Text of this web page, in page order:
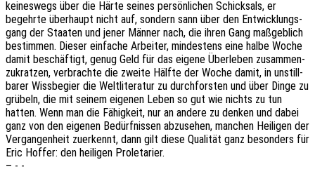
keines­wegs über die Härte seines persön­li­chen Schick­sals, er
begehr­te über­haupt nicht auf, sondern sann über den Entwick­lungs­
gang der Staa­ten und jener Männer nach, die ihren Gang maßgeb­lich
bestim­men. Dieser einfa­che Arbei­ter, mindes­tens eine halbe Woche
damit beschäf­tigt, genug Geld für das eigene Über­le­ben zusam­men­
zu­krat­zen, verbrach­te die zweite Hälfte der Woche damit, in unstill­
ba­rer Wiss­be­gier die Welt­li­te­ra­tur zu durch­fors­ten und über Dinge zu
grübeln, die mit seinem eige­nen Leben so gut wie nichts zu tun
hatten. Wenn man die Fähig­keit, nur an andere zu denken und dabei
ganz von den eige­nen Bedürf­nis­sen abzu­se­hen, manchen Heili­gen der
Vergan­gen­heit zuer­kennt, dann gilt diese Quali­tät ganz beson­ders für
Eric Hoffer: den heili­gen Proletarier.
– - -